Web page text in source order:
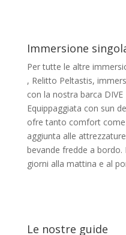
Immersione
Per tutte le altre
, Relitto Peltastis,
con la nostra barca DIVE
Equippaggiata con sun
ofre tanto comfort come
aggiunta alle
bevande fredde a
giorni alla mattina e al
Le nostre guide